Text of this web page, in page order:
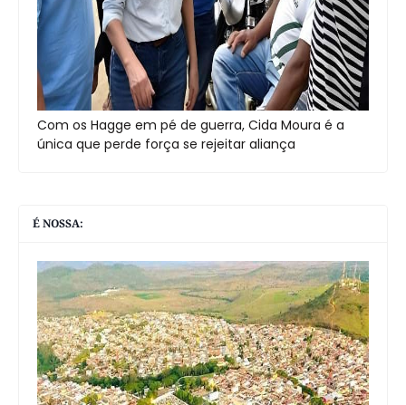
Com os Hagge em pé de guerra, Cida Moura é a
única que perde força se rejeitar aliança
É NOSSA: